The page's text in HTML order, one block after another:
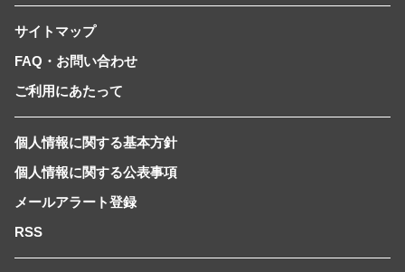
サイトマップ
FAQ・お問い合わせ
ご利用にあたって
個人情報に関する基本方針
個人情報に関する公表事項
メールアラート登録
RSS